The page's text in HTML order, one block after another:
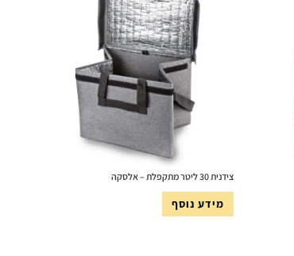
צידנית 30 ליטר מתקפלת – אלסקה
מידע נוסף